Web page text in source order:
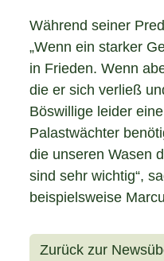
Während seiner
„Wenn ein starker
in Frieden. Wenn
die er sich verließ
Böswillige leider
Palastwächter
die unseren Wasen
sind sehr wichtig“,
beispielsweise
Zurück zur